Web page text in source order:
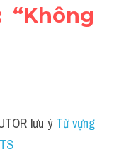
lưu ý Từ vựng